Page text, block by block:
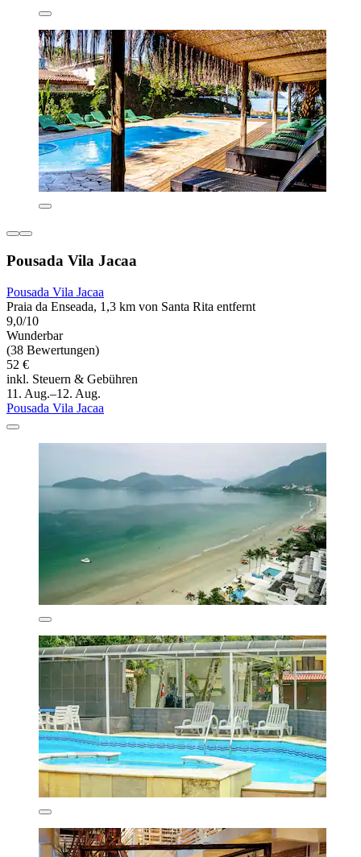
Pousada Vila Jacaa
Pousada Vila Jacaa
Praia da Enseada, 1,3 km von Santa Rita entfernt
9,0/10
Wunderbar
(38 Bewertungen)
52 €
inkl. Steuern & Gebühren
11. Aug.–12. Aug.
Pousada Vila Jacaa